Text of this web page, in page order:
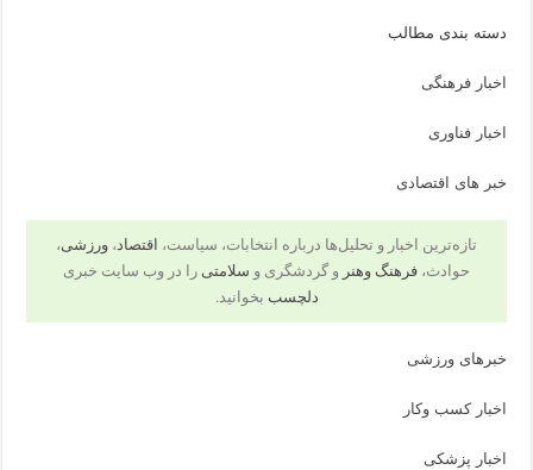
دسته بندی مطالب
اخبار فرهنگی
اخبار فناوری
خبر های اقتصادی
تازه‌ترین اخبار و تحلیل‌ها درباره انتخابات، سیاست، اقتصاد، ورزشی،
حوادث، فرهنگ وهنر و گردشگری و سلامتی را در وب سایت خبری
دلچسب بخوانید.
خبرهای ورزشی
اخبار کسب وکار
اخبار پزشکی